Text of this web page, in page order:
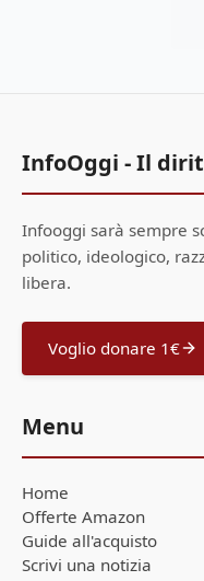
InfoOggi - Il
Infooggi sarà sempre
politico, ideologico,
libera.
Voglio donare 1€
Menu
Home
Offerte Amazon
Guide all'acquisto
Scrivi una notizia